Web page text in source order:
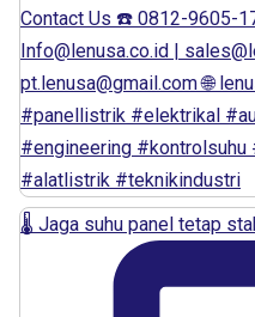
🌡️ Jaga suhu panel tetap